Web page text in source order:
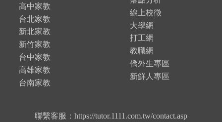
高中家教
台北家教
新北家教
新竹家教
台中家教
高雄家教
台南家教
線上校徵
大學網
打工網
教職網
僑外生專區
新鮮人專區
聯繫客服：https://tutor.1111.com.tw/contact.asp